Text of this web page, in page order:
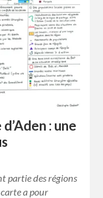
: une
partie des régions
a pour